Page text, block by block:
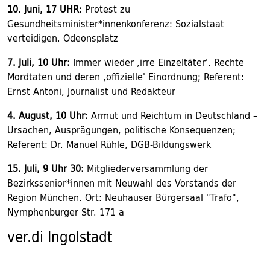
10. Juni, 17 UHR: Protest zu
Gesundheitsminister*innenkonferenz: Sozialstaat
verteidigen. Odeonsplatz
7. Juli, 10 Uhr: Immer wieder ,irre Einzeltäter'. Rechte
Mordtaten und deren ,offizielle' Einordnung; Referent:
Ernst Antoni, Journalist und Redakteur
4. August, 10 Uhr: Armut und Reichtum in Deutschland –
Ursachen, Ausprägungen, politische Konsequenzen;
Referent: Dr. Manuel Rühle, DGB-Bildungswerk
15. Juli, 9 Uhr 30: Mitgliederversammlung der
Bezirkssenior*innen mit Neuwahl des Vorstands der
Region München. Ort: Neuhauser Bürgersaal "Trafo",
Nymphenburger Str. 171 a
ver.di Ingolstadt